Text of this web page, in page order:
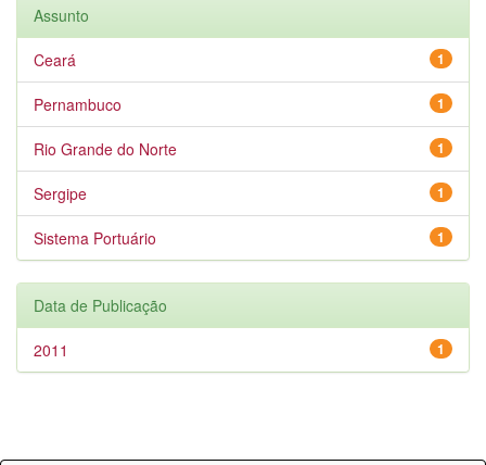
Assunto
1
Ceará
1
Pernambuco
1
Rio Grande do Norte
1
Sergipe
1
Sistema Portuário
Data de Publicação
1
2011